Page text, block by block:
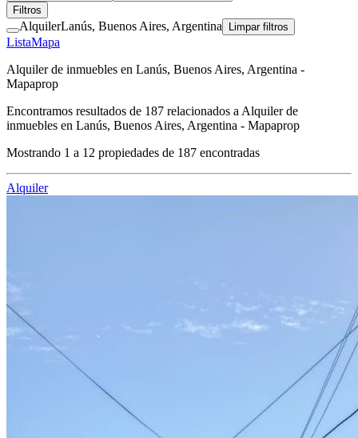
Filtros
AlquilerLanús, Buenos Aires, Argentina Limpar filtros
ListaMapa
Alquiler de inmuebles en Lanús, Buenos Aires, Argentina -
Mapaprop
Encontramos resultados de 187 relacionados a Alquiler de
inmuebles en Lanús, Buenos Aires, Argentina - Mapaprop
Mostrando 1 a 12 propiedades de 187 encontradas
Alquiler